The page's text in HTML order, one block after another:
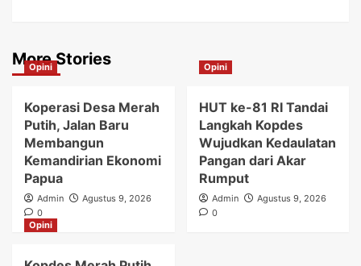
More Stories
Opini
Koperasi Desa Merah
Putih, Jalan Baru
Membangun
Kemandirian Ekonomi
Papua
Admin
Agustus 9, 2026
0
Opini
HUT ke-81 RI Tandai
Langkah Kopdes
Wujudkan Kedaulatan
Pangan dari Akar
Rumput
Admin
Agustus 9, 2026
0
Opini